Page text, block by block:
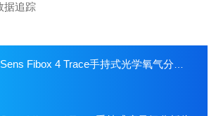
据追踪
Fibox 4 Trace手持式光学氧气分析仪